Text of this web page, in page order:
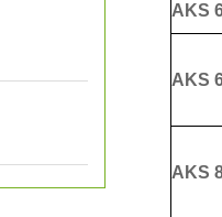
AKS
AKS
AKS